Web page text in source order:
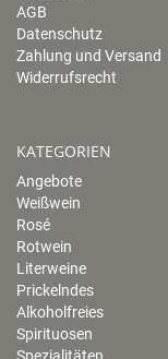
AGB
Datenschutz
Zahlung und Versand
Widerrufsrecht
KATEGORIEN
Angebote
Weißwein
Rosé
Rotwein
Literweine
Prickelndes
Alkoholfreies
Spirituosen